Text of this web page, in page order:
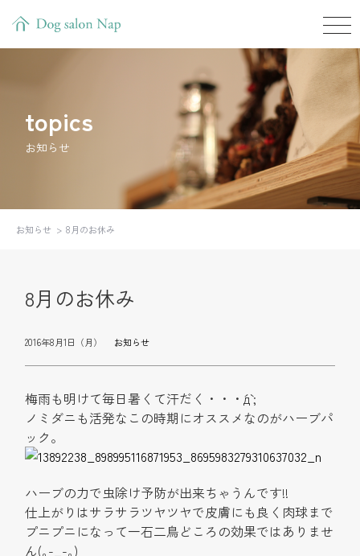
topics
お知らせ
お知らせ 8月のお休み
8月のお休み
2016年8月1日（月） お知らせ
梅雨も明けて毎日暑くて汗だく・・・´д` ;
ノミダニも活発なこの時期にオススメなのがハーブパ
ック。
ハーブの力で虫除け予防が出来ちゃうんです!!
仕上がりはサラサラツヤツヤで皮膚にも良く肉球まで
プニプニになって一石二鳥どころの効果ではありませ
ん(｡-_-｡)